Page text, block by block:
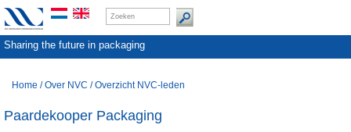
Sharing the future in packaging
Home /Over NVC /Overzicht NVC-leden
Paardekooper Packaging